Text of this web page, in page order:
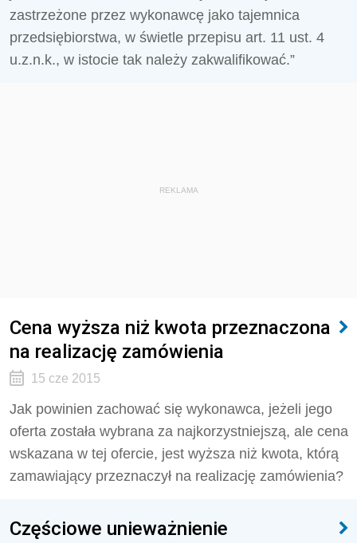
zastrzeżone przez wykonawcę jako tajemnica
przedsiębiorstwa, w świetle przepisu art. 11 ust. 4
u.z.n.k., w istocie tak należy zakwalifikować.”
REKLAMA
Cena wyższa niż kwota przeznaczona
na realizację zamówienia
15 cze 2015
Jak powinien zachować się wykonawca, jeżeli jego
oferta została wybrana za najkorzystniejszą, ale cena
wskazana w tej ofercie, jest wyższa niż kwota, którą
zamawiający przeznaczył na realizację zamówienia?
Częściowe unieważnienie